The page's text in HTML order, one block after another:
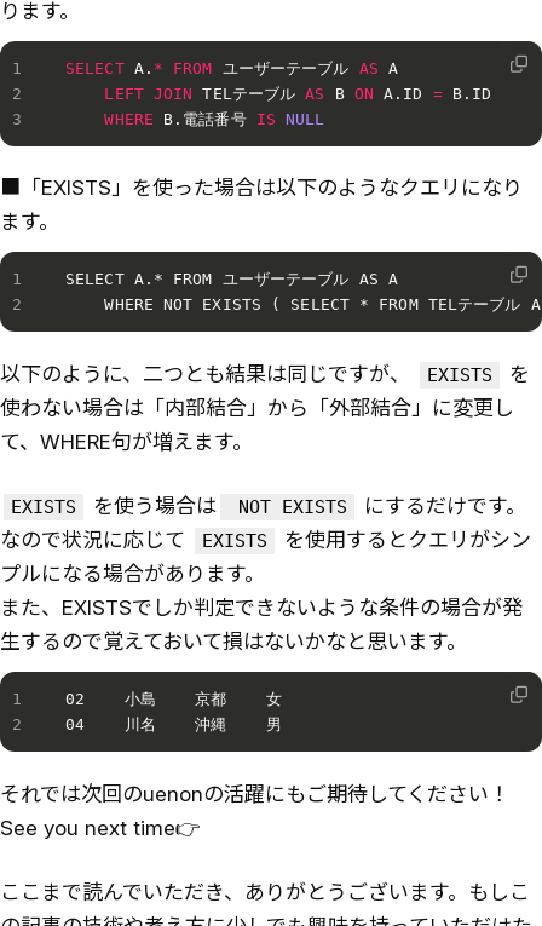
ります。
SELECT A . * FROM ユーザーテーブル AS A
LEFT JOIN TELテーブル AS B ON A . ID = B. ID
WHERE B . 電話番号 IS NULL
■「EXISTS」を使った場合は以下のようなクエリになり
ます。
SELECT A.* FROM ユーザーテーブル AS A
WHERE NOT EXISTS ( SELECT * FROM TELテーブル
以下のように、二つとも結果は同じですが、 EXISTS
を
使わない場合は「内部結合」から「外部結合」に変更し
て、WHERE句が増えます。
EXISTS を使う場合は NOT EXISTS
にするだけです。
なので状況に応じて
EXISTS
を使用するとクエリがシン
プルになる場合があります。
また、EXISTSでしか判定できないような条件の場合が発
生するので覚えておいて損はないかなと思います。
02    小島    京都    女
04    川名    沖縄    男
それでは次回のuenonの活躍にもご期待してください！
See you next time👉
ここまで読んでいただき、ありがとうございます。もしこ